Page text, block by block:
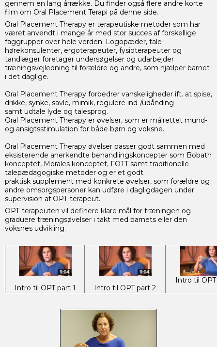
gennem en lang årrække. Du finder også flere andre korte
film om Oral Placement Terapi på denne side.
Oral Placement Therapy er terapeutiske metoder som har
været anvendt i mange år med stor succes af forskellige
faggrupper over hele verden. Logopæder, tale-
hørekonsulenter, ergoterapeuter, fysioterapeuter og
tandlæger foretager undersøgelser og udarbejder
træningsvejledning til forældre og andre, som hjælper barnet
i det daglige.
Oral Placement Therapy forbedrer vanskeligheder ift. at spise,
drikke, synke, savle, mimik, regulere ind-/udånding
samt udtale lyde og talesprog.
Oral Placement Therapy er øvelser, som er målrettet mund-
og ansigtsstimulation for både børn og voksne.
Oral Placement Therapy øvelser passer godt sammen med
eksisterende anerkendte behandlingskoncepter som Bobath
konceptet, Morales konceptet, FOTT samt traditionelle
talepædagogiske metoder og er et godt
praktisk supplement med konkrete øvelser, som forældre og
andre omsorgspersoner kan udføre i dagligdagen under
supervision af OPT-terapeut.
OPT-terapeuten vil definere klare mål for træningen og
graduere træningsøvelser i takt med barnets eller den
voksnes udvikling.
Intro til OPT part 1 Intro til OPT part 2
Intro til